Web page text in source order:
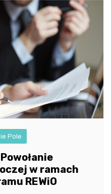
Pole
w ramach
REWiO